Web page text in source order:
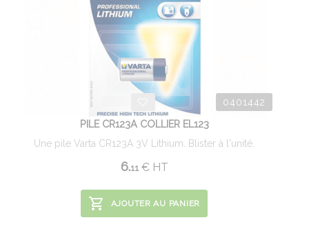
0401442
PILE CR123A COLLIER EL123
Une pile Varta CR123A 3V Lithium. Blister à l'unité.
6.11 €HT
AJOUTER AU PANIER